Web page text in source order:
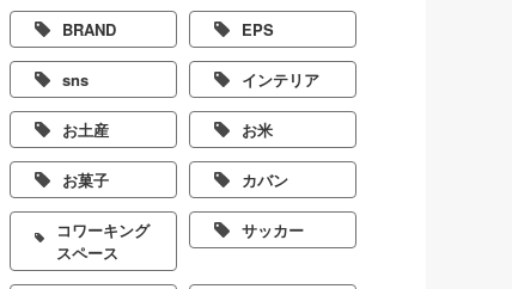
BRAND EPS
sns インテリア
お土産 お米
お菓子 カバン
コワーキング
スペース
サッカー